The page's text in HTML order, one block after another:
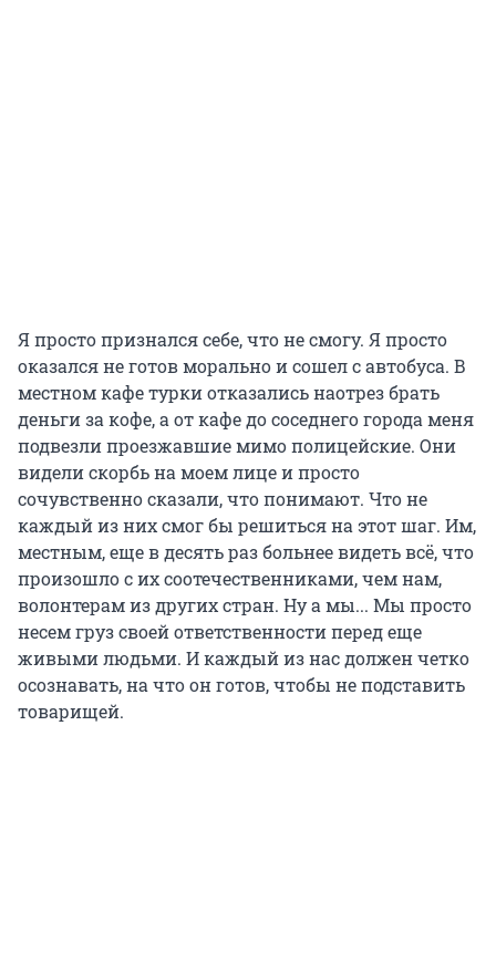
Я просто признался себе, что не смогу. Я просто
оказался не готов морально и сошел с автобуса. В
местном кафе турки отказались наотрез брать
деньги за кофе, а от кафе до соседнего города меня
подвезли проезжавшие мимо полицейские. Они
видели скорбь на моем лице и просто
сочувственно сказали, что понимают. Что не
каждый из них смог бы решиться на этот шаг. Им,
местным, еще в десять раз больнее видеть всё, что
произошло с их соотечественниками, чем нам,
волонтерам из других стран. Ну а мы... Мы просто
несем груз своей ответственности перед еще
живыми людьми. И каждый из нас должен четко
осознавать, на что он готов, чтобы не подставить
товарищей.